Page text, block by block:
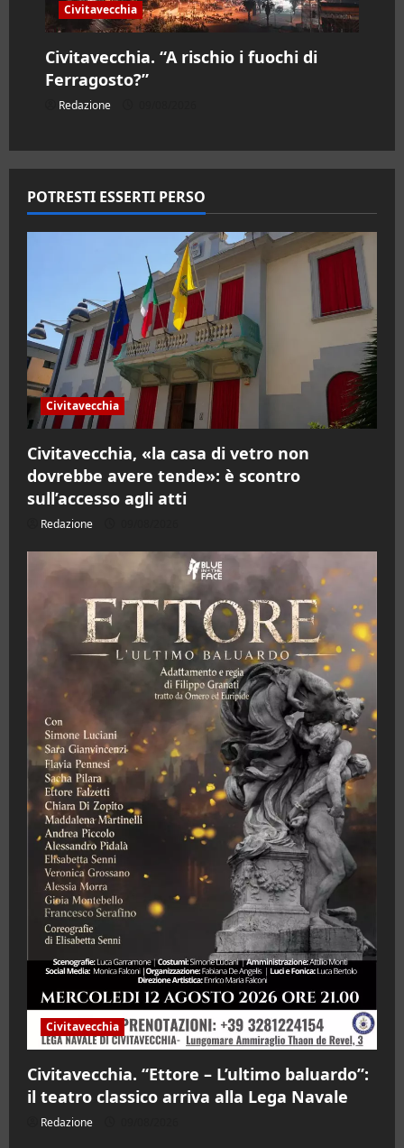
Civitavecchia
Civitavecchia. “A rischio i fuochi di
Ferragosto?”
Redazione
POTRESTI ESSERTI PERSO
Civitavecchia
Civitavecchia, «la casa di vetro non
dovrebbe avere tende»: è scontro
sull’accesso agli atti
Redazione
Civitavecchia
Civitavecchia. “Ettore – L’ultimo baluardo”:
il teatro classico arriva alla Lega Navale
Redazione